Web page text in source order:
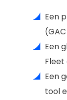
Een
Een
Fleet
Een
tool